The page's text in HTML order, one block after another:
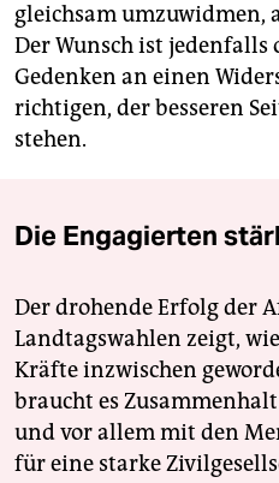
gleichsam umzuwidmen,
Der Wunsch ist
Gedenken an einen
richtigen, der besseren
stehen.
Die Engagierten
Der drohende Erfolg der
Landtagswahlen zeigt,
Kräfte inzwischen
braucht es
und vor allem mit den
für eine starke